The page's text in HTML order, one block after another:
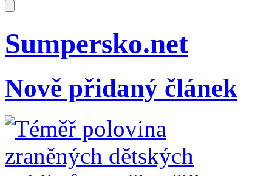
Sumpersko.net
Nově přidaný článek